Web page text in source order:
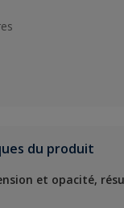
du produit
et opacité,